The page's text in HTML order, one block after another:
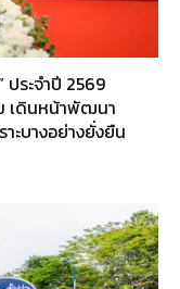
ประจำปี 2569
เดินหน้าพัฒนา
ะบางอย่างยั่งยืน